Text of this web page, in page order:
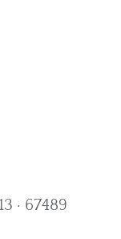
· 67489